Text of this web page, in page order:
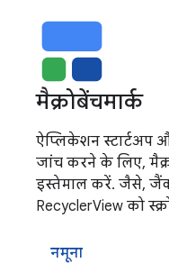
मैक्रोबेंचमार्क
ऐप्लिकेशन स्टार्टअप
जांच करने के लिए,
इस्तेमाल करें. जैसे,
RecyclerView को
नमूना